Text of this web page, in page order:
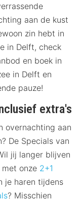
aan de kust
zin hebt in
in Delft, check
en boek in
in Delft en
pauze!
extra's
overnachting aan
De Specials van
jij langer blijven
onze 2+1
je haren tijdens
? Misschien